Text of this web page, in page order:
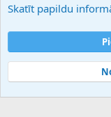
Palīdzība
Noteikumi un nosacījumi
Privātuma politika
Community platform by
Skatīt papildu